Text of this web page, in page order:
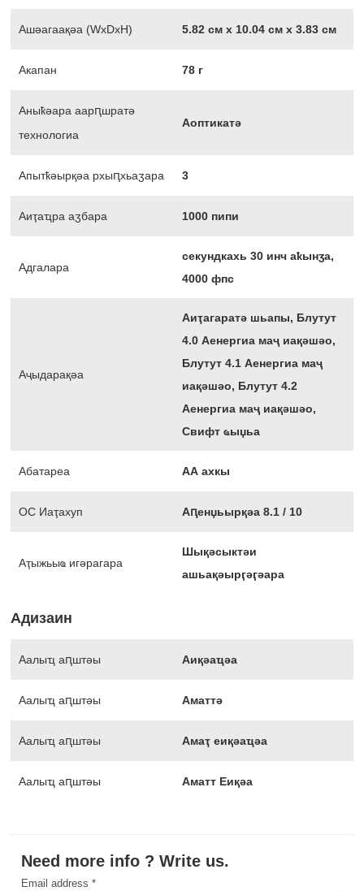
Ашәагаақәа (WxDxH) 5.82 см х 10.04 см х 3.83 см
Акапан 78 г
Аныҟәара аарԥшратә
технологиа
Аоптикатә
Апытҟәырқәа рхыԥхьаӡара 3
Аиҭаҵра аӡбара 1000 пипи
Адгалара
секундкахь 30 инч аҟынӡа,
4000 фпс
Аҷыдарақәа
Аиҭагаратә шьапы, Блутут
4.0 Аенергиа маҷ иақәшәо,
Блутут 4.1 Аенергиа маҷ
иақәшәо, Блутут 4.2
Аенергиа маҷ иақәшәо,
Свифт ҩыџьа
Абатареа АА ахкы
ОС Иаҭахуп Аԥенџьырқәа 8.1 / 10
Аҭыжьыҩ игәрагара
Шықәсыктәи
ашьақәырӷәӷәара
Адизаин
Аалыҵ аԥштәы Аиқәаҵәа
Аалыҵ аԥштәы Аматтә
Аалыҵ аԥштәы Амаҭ еиқәаҵәа
Аалыҵ аԥштәы Аматт Еиқәа
Need more info ? Write us.
Email address *